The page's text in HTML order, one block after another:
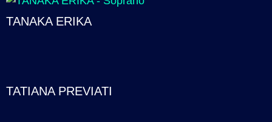
TANAKA ERIKA
TATIANA PREVIATI